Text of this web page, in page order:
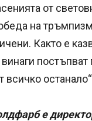
от
на
Както е
постъпват
всичко
е